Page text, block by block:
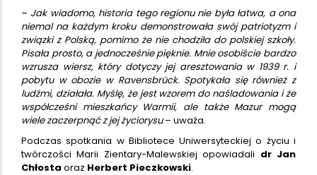
– Jak wiadomo, historia tego regionu nie była łatwa, a ona
niemal na każdym kroku demonstrowała swój patriotyzm i
związki z Polską, pomimo że nie chodziła do polskiej szkoły.
Pisała prosto, a jednocześnie pięknie. Mnie osobiście bardzo
wzrusza wiersz, który dotyczy jej aresztowania w 1939 r. i
pobytu w obozie w Ravensbrück. Spotykała się również z
ludźmi, działała. Myślę, że jest wzorem do naśladowania i że
współcześni mieszkańcy Warmii, ale także Mazur mogą
wiele zaczerpnąć z jej życiorysu– uważa.
Podczas spotkania w Bibliotece Uniwersyteckiej o życiu i
twórczości Marii Zientary-Malewskiej opowiadali dr Jan
Chłosta oraz Herbert Pieczkowski.